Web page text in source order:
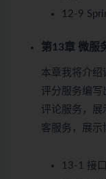
12-9
第13章 微服
本章我将介绍
评分服务编写
评论服务，展
客服务，展示
13-1 接